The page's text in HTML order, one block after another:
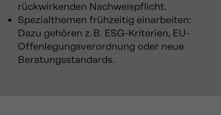
rückwirkenden Nachweispflicht.
Spezialthemen frühzeitig einarbeiten:
Dazu gehören z. B. ESG-Kriterien, EU-
Offenlegungsverordnung oder neue
Beratungsstandards.